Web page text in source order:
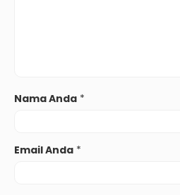
Nama Anda *
Email Anda *